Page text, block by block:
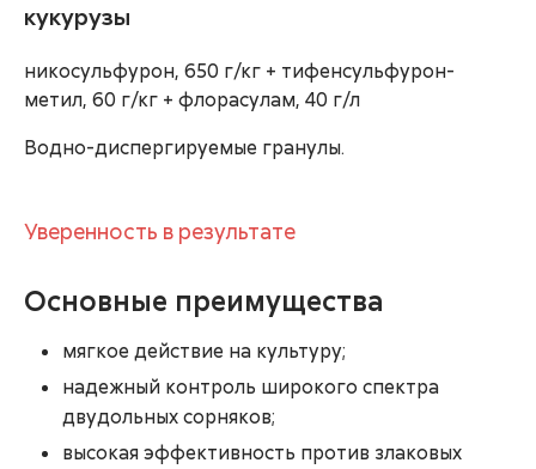
кукурузы
никосульфурон, 650 г/кг + тифенсульфурон-
метил, 60 г/кг + флорасулам, 40 г/л
Водно-диспергируемые гранулы.
Уверенность в результате
Основные преимущества
мягкое действие на культуру;
надежный контроль широкого спектра
двудольных сорняков;
высокая эффективность против злаковых